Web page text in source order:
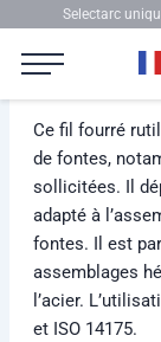
Aller au contenu
Selectarc
Ce fil fourré
de fontes,
sollicitées. Il
adapté à
fontes. Il est
assemblages
l’acier.
et ISO 14175.